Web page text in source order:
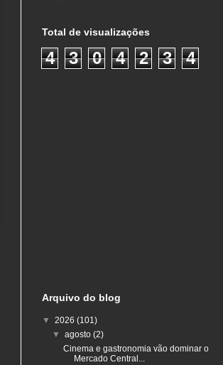
Total de visualizações
4 3 0 4 2 3 4
Arquivo do blog
▼ 2026 (101)
▼agosto(2)
Cinema e gastronomia vão dominar o
Mercado Central...